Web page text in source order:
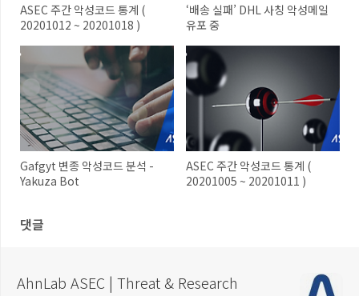
ASEC 주간 악성코드 통계 (
20201012 ~ 20201018 )
‘배송 실패’ DHL 사칭 악성메일
유포 중
Gafgyt 변종 악성코드 분석 -
Yakuza Bot
ASEC 주간 악성코드 통계 (
20201005 ~ 20201011 )
댓글
AhnLab ASEC | Threat & Research